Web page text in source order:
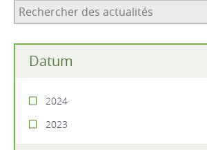
Rechercher
des
Datum
2024
2023